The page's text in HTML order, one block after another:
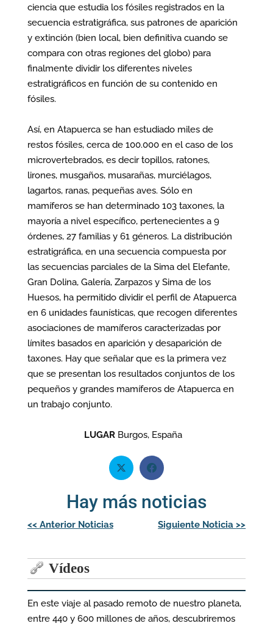
ciencia que estudia los fósiles registrados en la
secuencia estratigráfica, sus patrones de aparición
y extinción (bien local, bien definitiva cuando se
compara con otras regiones del globo) para
finalmente dividir los diferentes niveles
estratigráficos en función de su contenido en
fósiles.
Así, en Atapuerca se han estudiado miles de
restos fósiles, cerca de 100.000 en el caso de los
microvertebrados, es decir topillos, ratones,
lirones, musgaños, musarañas, murciélagos,
lagartos, ranas, pequeñas aves. Sólo en
mamíferos se han determinado 103 taxones, la
mayoría a nivel específico, pertenecientes a 9
órdenes, 27 familias y 61 géneros. La distribución
estratigráfica, en una secuencia compuesta por
las secuencias parciales de la Sima del Elefante,
Gran Dolina, Galería, Zarpazos y Sima de los
Huesos, ha permitido dividir el perfil de Atapuerca
en 6 unidades faunísticas, que recogen diferentes
asociaciones de mamíferos caracterizadas por
límites basados en aparición y desaparición de
taxones. Hay que señalar que es la primera vez
que se presentan los resultados conjuntos de los
pequeños y grandes mamíferos de Atapuerca en
un trabajo conjunto.
LUGAR Burgos, España
Hay más noticias
Navegación
de
<< Anterior Noticias Siguiente Noticia >>
Vídeos
En este viaje al pasado remoto de nuestro planeta,
entre 440 y 600 millones de años, descubriremos